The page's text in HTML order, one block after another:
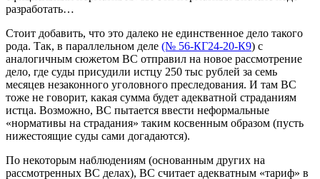
разработать…
Стоит добавить, что это далеко не единственное дело такого
рода. Так, в параллельном деле (№ 56-КГ24-20-К9) с
аналогичным сюжетом ВС отправил на новое рассмотрение
дело, где суды присудили истцу 250 тыс рублей за семь
месяцев незаконного уголовного преследования. И там ВС
тоже не говорит, какая сумма будет адекватной страданиям
истца. Возможно, ВС пытается ввести неформальные
«нормативы на страдания» таким косвенным образом (пусть
нижестоящие суды сами догадаются).
По некоторым наблюдениям (основанным других на
рассмотренных ВС делах), ВС считает адекватным «тариф» в